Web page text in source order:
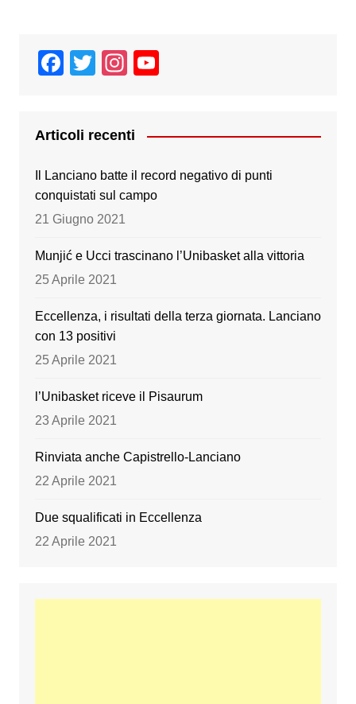
F
e
b
o
o
T
er
In
gr
a
m
T
u
Articoli recenti
Il Lanciano batte il record negativo di punti
conquistati sul campo
21 Giugno 2021
Munjić e Ucci trascinano l’Unibasket alla vittoria
25 Aprile 2021
Eccellenza, i risultati della terza giornata. Lanciano
con 13 positivi
25 Aprile 2021
l’Unibasket riceve il Pisaurum
23 Aprile 2021
Rinviata anche Capistrello-Lanciano
22 Aprile 2021
Due squalificati in Eccellenza
22 Aprile 2021